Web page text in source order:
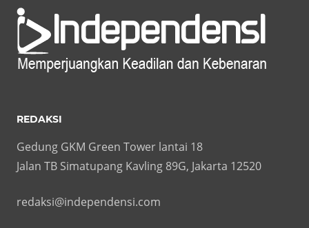
REDAKSI
Gedung GKM Green Tower lantai 18
Jalan TB Simatupang Kavling 89G, Jakarta 12520
redaksi@independensi.com